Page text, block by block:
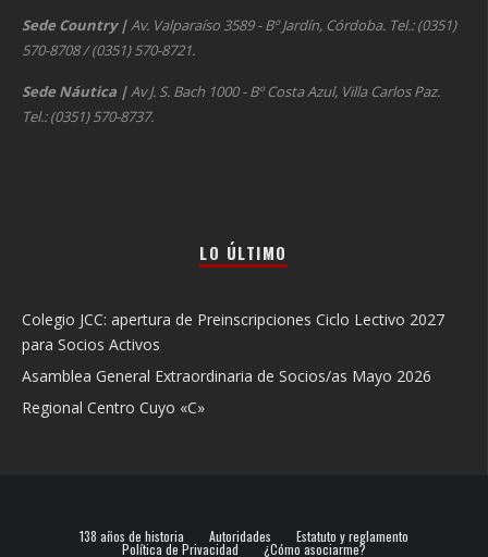
Sede Country |Av. Valparaíso 3589 - Bº Jardín, Córdoba. Tel.: (0351)
570-8708 / (0351) 570-8721.
Sede Náutica |Av J. S. Bach 1000 - Bº Costa Azul, Villa Carlos Paz.
Tel.: (0351) 570-8737.
LO ÚLTIMO
Colegio JCC: apertura de Preinscripciones Ciclo Lectivo 2027
para Socios Activos
Asamblea General Extraordinaria de Socios/as Mayo 2026
Regional Centro Cuyo «C»
138 años de historia Autoridades Estatuto y reglamento
Política de Privacidad ¿Cómo asociarme?